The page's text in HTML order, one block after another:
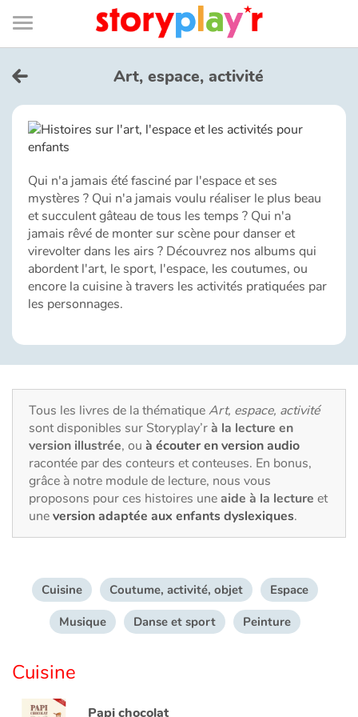
Connexion
Bibliothèque
de
page
Menu
Je me connecte
Tester gratuitement
Bibliothèque
Prix
Accueil
Fable, mythe, littérature et poésie
Princesses et princes, rois, reines et dragons
Ogres, monstres et sorcières
Héroïnes et héros
Écologie, nature, saisons
Voyage, épopée, enquête, aventure
Apprentissage
Art, espace, activité
Qui n'a jamais été fasciné par l'espace et ses
mystères ? Qui n'a jamais voulu réaliser le plus beau
et succulent gâteau de tous les temps ? Qui n'a
jamais rêvé de monter sur scène pour danser et
virevolter dans les airs ? Découvrez nos albums qui
abordent l'art, le sport, l'espace, les coutumes, ou
encore la cuisine à travers les activités pratiquées par
les personnages.
Tous les livres de la thématiqueArt, espace, activité
sont disponibles sur Storyplay’rà la lecture en
version illustrée, ou à écouter en version audio
racontée par des conteurs et conteuses. En bonus,
grâce à notre module de lecture, nous vous
proposons pour ces histoires uneaide à la lecture et
uneversion adaptée aux enfants dyslexiques.
Cuisine Coutume, activité, objet
Espace
Musique
Danse et sport Peinture
Cuisine
Papi chocolat